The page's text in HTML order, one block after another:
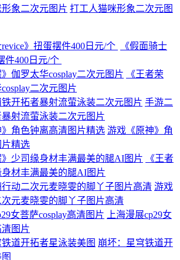
打工人猫咪形象二次元图
《假面骑士
件400日元/个
《王者荣
二次元图片
手游二
射流萤泳装二次元图片
游戏《原神》角
精选
《王者
材丰满最美的腿AI图片
游戏
元麦晓雯的脚丫子图片高清
上海漫展cp29女
清图片
崩坏：星穹铁道开